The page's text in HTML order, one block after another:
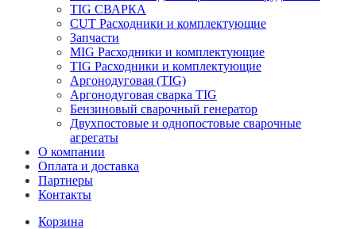
TIG СВАРКА
CUT Расходники и комплектующие
Запчасти
MIG Расходники и комплектующие
TIG Расходники и комплектующие
Аргонодуговая (TIG)
Аргонодуговая сварка TIG
Бензиновый сварочный генератор
Двухпостовые и однопостовые сварочные
агрегаты
О компании
Оплата и доставка
Партнеры
Контакты
Корзина